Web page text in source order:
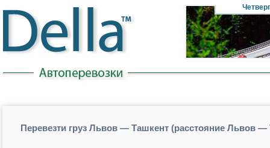
Четверг
Перевезти груз Львов — Ташкент (расстояние Львов —